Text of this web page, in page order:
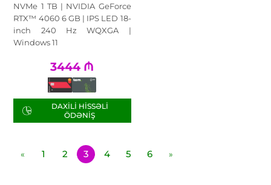
NVMe 1 TB | NVIDIA GeForce
RTX™ 4060 6 GB | IPS LED 18-
inch 240 Hz WQXGA |
Windows 11
3444 ₼
DAXILI HISSƏLI
ÖDƏNIŞ
« 1 2 3 4 5 6 »